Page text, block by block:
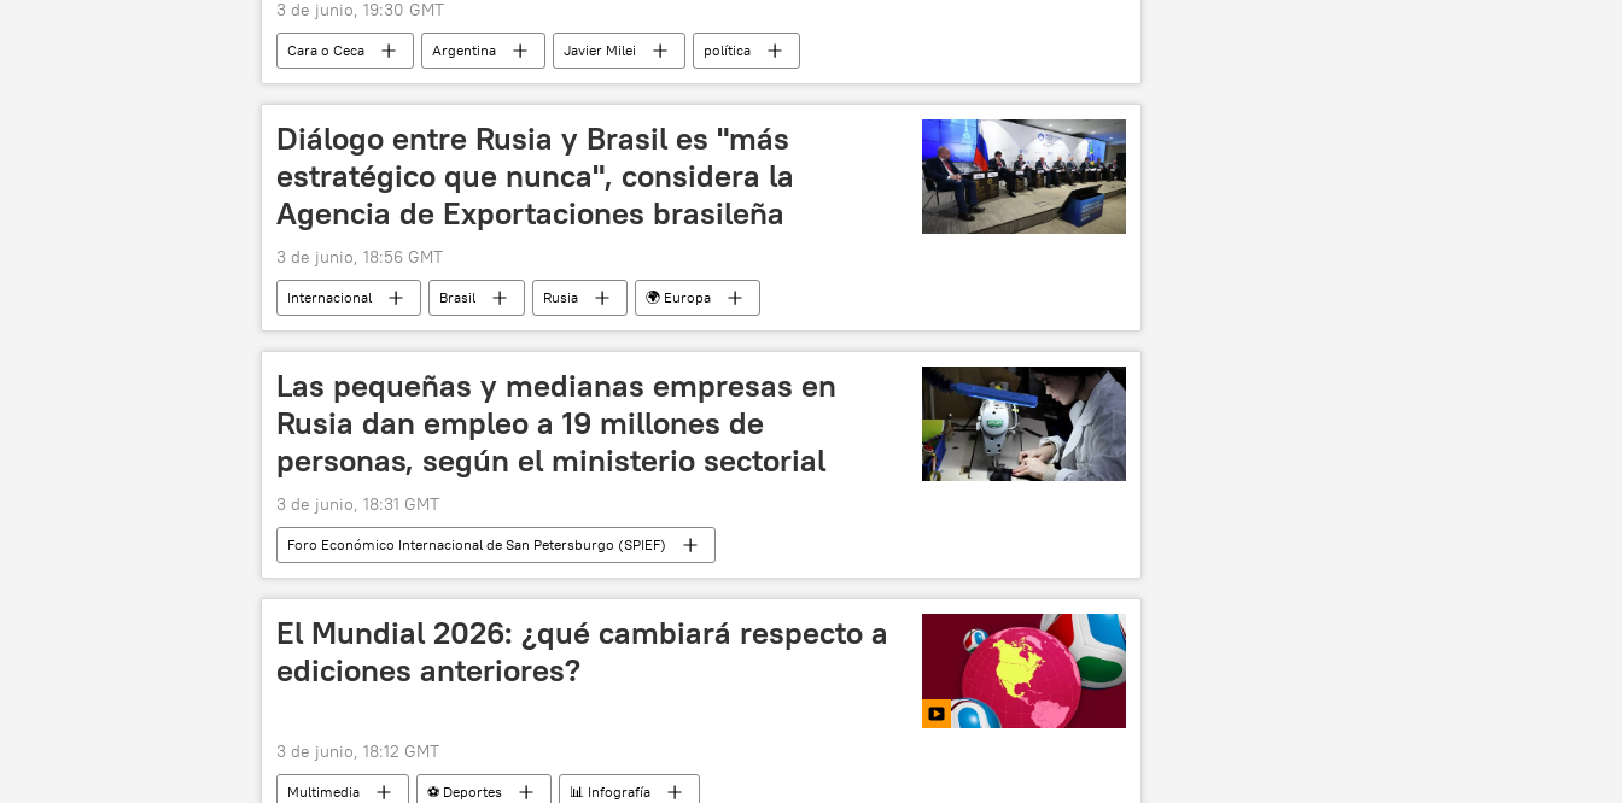
3 de junio, 19:30 GMT
Cara o Ceca Argentina Javier Milei
política
📰 Escalada entre EEUU, Israel e Irán
Diálogo entre Rusia y Brasil es "más
estratégico que nunca", considera la
Agencia de Exportaciones brasileña
3 de junio, 18:56 GMT
Internacional Brasil Rusia
🌍 Europa
Foro Económico Internacional de San Petersburgo (SPIEF)
cooperación económica
Las pequeñas y medianas empresas en
Rusia dan empleo a 19 millones de
personas, según el ministerio sectorial
3 de junio, 18:31 GMT
Foro Económico Internacional de San Petersburgo (SPIEF)
Ministerio de Desarrollo Económico de Rusia
📈 Mercados y finanzas
emprendimiento
El Mundial 2026: ¿qué cambiará respecto a
ediciones anteriores?
3 de junio, 18:12 GMT
Multimedia ⚽ Deportes 📊 Infografía